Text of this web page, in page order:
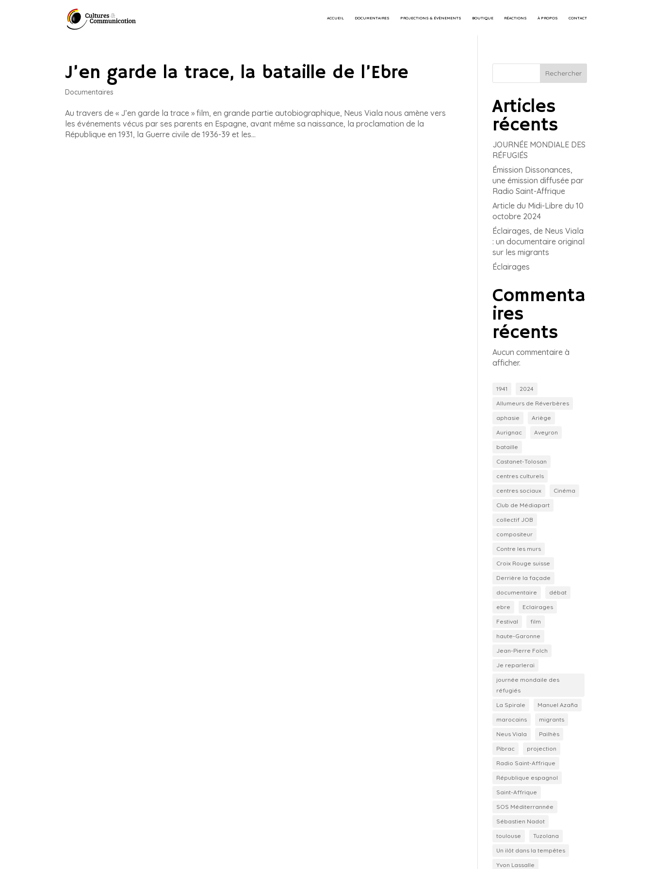
ACCUEIL DOCUMENTAIRES PROJECTIONS & ÉVÈNEMENTS BOUTIQUE RÉACTIONS À PROPOS CONTACT
J’en garde la trace, la bataille de l’Ebre
Documentaires
Au travers de « J’en garde la trace » film, en grande partie autobiographique, Neus Viala nous amène vers
les événements vécus par ses parents en Espagne, avant même sa naissance, la proclamation de la
République en 1931, la Guerre civile de 1936-39 et les...
Rechercher
Articles
récents
JOURNÉE MONDIALE DES
RÉFUGIÉS
Émission Dissonances,
une émission diffusée par
Radio Saint-Affrique
Article du Midi-Libre du 10
octobre 2024
Éclairages, de Neus Viala
: un documentaire original
sur les migrants
Éclairages
Commenta
ires
récents
Aucun commentaire à
afficher.
1941
2024
Allumeurs de Réverbères
aphasie
Ariège
Aurignac
Aveyron
bataille
Castanet-Tolosan
centres culturels
centres sociaux
Cinéma
Club de Médiapart
collectif JOB
compositeur
Contre les murs
Croix Rouge suisse
Derrière la façade
documentaire
débat
ebre
Eclairages
Festival
film
haute-Garonne
Jean-Pierre Folch
Je reparlerai
journée mondaile des
réfugiés
La Spirale
Manuel Azaña
marocains
migrants
Neus Viala
Pailhès
Pibrac
projection
Radio Saint-Affrique
République espagnol
Saint-Affrique
SOS Méditerrannée
Sébastien Nadot
toulouse
Tuzolana
Un ilôt dans la tempêtes
Yvon Lassalle